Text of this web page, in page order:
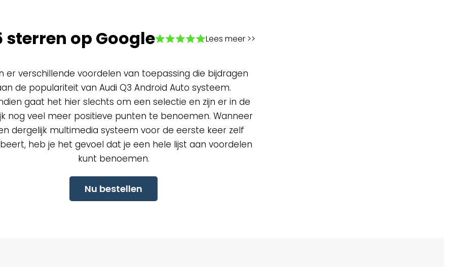
sterren op Google Lees meer >>
er verschillende voordelen van toepassing die bijdragen
de populariteit van Audi Q3 Android Auto systeem.
gaat het hier slechts om een selectie en zijn er in de
nog veel meer positieve punten te benoemen. Wanneer
dergelijk multimedia systeem voor de eerste keer zelf
heb je het gevoel dat je een hele lijst aan voordelen
kunt benoemen.
Nu bestellen